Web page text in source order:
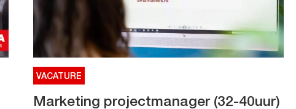
VACATURE
Marketing projectmanager (32-40uur)